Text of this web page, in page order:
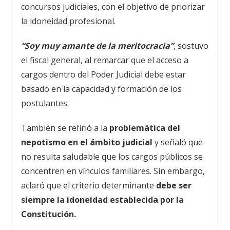
concursos judiciales, con el objetivo de priorizar
la idoneidad profesional.
“Soy muy amante de la meritocracia”, sostuvo
el fiscal general, al remarcar que el acceso a
cargos dentro del Poder Judicial debe estar
basado en la capacidad y formación de los
postulantes.
También se refirió a la problemática del
nepotismo en el ámbito judicial y señaló que
no resulta saludable que los cargos públicos se
concentren en vínculos familiares. Sin embargo,
aclaró que el criterio determinante debe ser
siempre la idoneidad establecida por la
Constitución.